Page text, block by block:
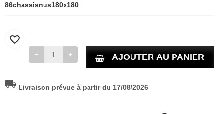
86chassisnus180x180
AJOUTER AU PANIER
favorite_border
local_shipping Livraison prévue à partir du 17/08/2026